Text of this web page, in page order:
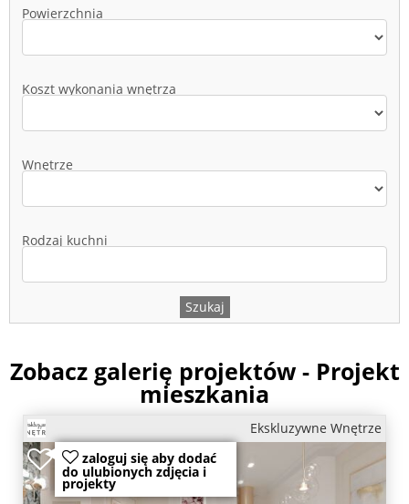
Powierzchnia
Koszt wykonania wnętrza
Wnętrze
Rodzaj kuchni
Zobacz galerię projektów - Projekt
mieszkania
Ekskluzywne Wnętrze
zaloguj się aby dodać
do ulubionych zdjęcia i
projekty